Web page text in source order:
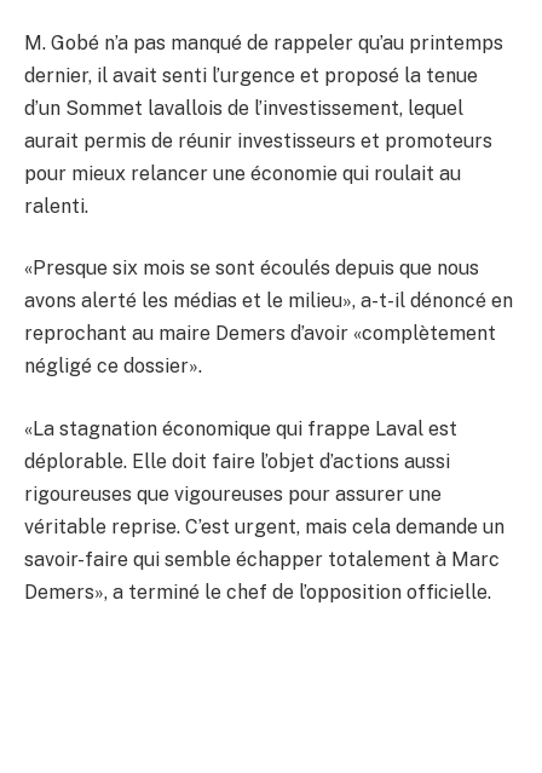
M. Gobé n’a pas manqué de rappeler qu’au printemps
dernier, il avait senti l’urgence et proposé la tenue
d’un Sommet lavallois de l’investissement, lequel
aurait permis de réunir investisseurs et promoteurs
pour mieux relancer une économie qui roulait au
ralenti.
«Presque six mois se sont écoulés depuis que nous
avons alerté les médias et le milieu», a-t-il dénoncé en
reprochant au maire Demers d’avoir «complètement
négligé ce dossier».
«La stagnation économique qui frappe Laval est
déplorable. Elle doit faire l’objet d’actions aussi
rigoureuses que vigoureuses pour assurer une
véritable reprise. C’est urgent, mais cela demande un
savoir-faire qui semble échapper totalement à Marc
Demers», a terminé le chef de l’opposition officielle.